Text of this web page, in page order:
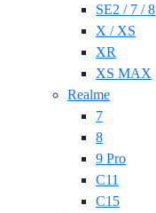
SE2 / 7 / 8
X / XS
XR
XS MAX
Realme
7
8
9 Pro
C11
C15